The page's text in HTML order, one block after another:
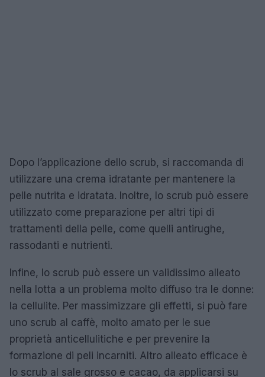
Dopo l’applicazione dello scrub, si raccomanda di
utilizzare una crema idratante per mantenere la
pelle nutrita e idratata. Inoltre, lo scrub può essere
utilizzato come preparazione per altri tipi di
trattamenti della pelle, come quelli antirughe,
rassodanti e nutrienti.
Infine, lo scrub può essere un validissimo alleato
nella lotta a un problema molto diffuso tra le donne:
la cellulite. Per massimizzare gli effetti, si può fare
uno scrub al caffè, molto amato per le sue
proprietà anticellulitiche e per prevenire la
formazione di peli incarniti. Altro alleato efficace è
lo scrub al sale grosso e cacao, da applicarsi su